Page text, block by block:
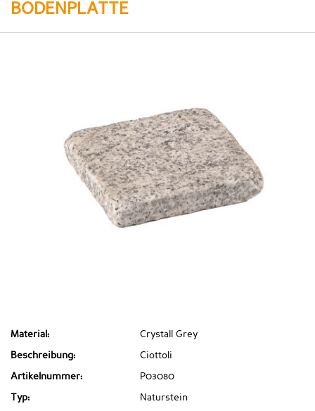
BODENPLATTE
Material: Crystall Grey
Beschreibung: Ciottoli
Artikelnummer: P03080
Typ: Naturstein